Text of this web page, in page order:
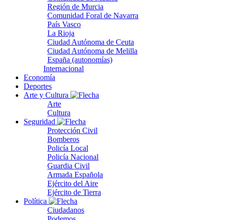
Región de Murcia
Comunidad Foral de Navarra
País Vasco
La Rioja
Ciudad Autónoma de Ceuta
Ciudad Autónoma de Melilla
España (autonomías)
Internacional
Economía
Deportes
Arte y Cultura
Arte
Cultura
Seguridad
Protección Civil
Bomberos
Policía Local
Policía Nacional
Guardia Civil
Armada Española
Ejército del Aire
Ejército de Tierra
Política
Ciudadanos